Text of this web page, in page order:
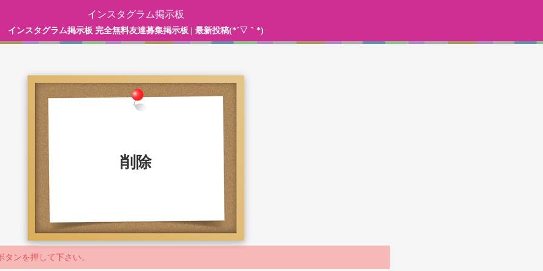
インスタグラム掲示板
インスタグラム掲示板 完全無料友達募集掲示板 | 最新投稿(*´▽｀*)
削除
ンを押して下さい。